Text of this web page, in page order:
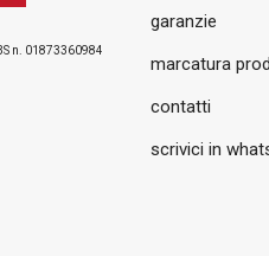
n. 01873360984
garanzie
marcatura
contatti
scrivici in